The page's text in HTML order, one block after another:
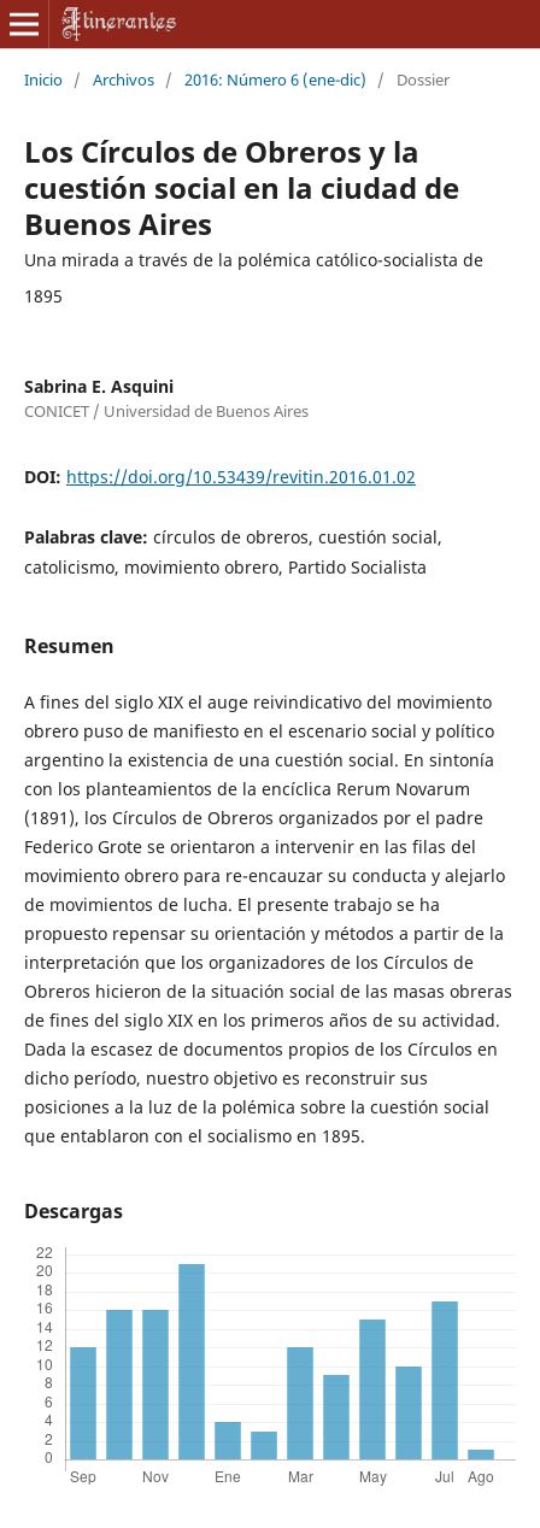
Inicio / Archivos / 2016: Número 6 (ene-dic) / Dossier
Los Círculos de Obreros y la
cuestión social en la ciudad de
Buenos Aires
Una mirada a través de la polémica católico-socialista de
1895
Sabrina E. Asquini
CONICET / Universidad de Buenos Aires
DOI: https://doi.org/10.53439/revitin.2016.01.02
Palabras clave: círculos de obreros, cuestión social,
catolicismo, movimiento obrero, Partido Socialista
Resumen
A fines del siglo XIX el auge reivindicativo del movimiento
obrero puso de manifiesto en el escenario social y político
argentino la existencia de una cuestión social. En sintonía
con los planteamientos de la encíclica Rerum Novarum
(1891), los Círculos de Obreros organizados por el padre
Federico Grote se orientaron a intervenir en las filas del
movimiento obrero para re-encauzar su conducta y alejarlo
de movimientos de lucha. El presente trabajo se ha
propuesto repensar su orientación y métodos a partir de la
interpretación que los organizadores de los Círculos de
Obreros hicieron de la situación social de las masas obreras
de fines del siglo XIX en los primeros años de su actividad.
Dada la escasez de documentos propios de los Círculos en
dicho período, nuestro objetivo es reconstruir sus
posiciones a la luz de la polémica sobre la cuestión social
que entablaron con el socialismo en 1895.
Descargas